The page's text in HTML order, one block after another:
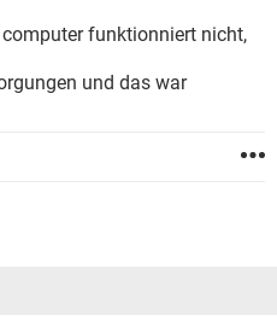
HARDWARE
IOS
INSTAGRAM
funktionniert nicht,
und das war